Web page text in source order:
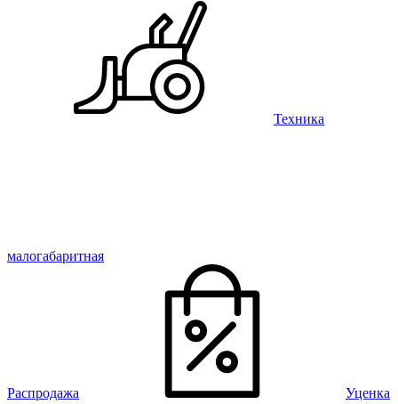
Техника
малогабаритная
Распродажа Уценка